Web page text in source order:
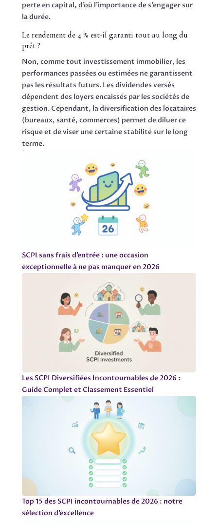
perte en capital, d’où l’importance de s’engager sur
la durée.
Le rendement de 4 % est-il garanti tout au long du
prêt ?
Non, comme tout investissement immobilier, les
performances passées ou estimées ne garantissent
pas les résultats futurs. Les dividendes versés
dépendent des loyers encaissés par les sociétés de
gestion. Cependant, la diversification des locataires
(bureaux, santé, commerces) permet de diluer ce
risque et de viser une certaine stabilité sur le long
terme.
SCPI sans frais d’entrée : une occasion
exceptionnelle à ne pas manquer en 2026
Les SCPI Diversifiées Incontournables de 2026 :
Guide Complet et Classement Essentiel
Top 15 des SCPI incontournables de 2026 : notre
sélection d’excellence